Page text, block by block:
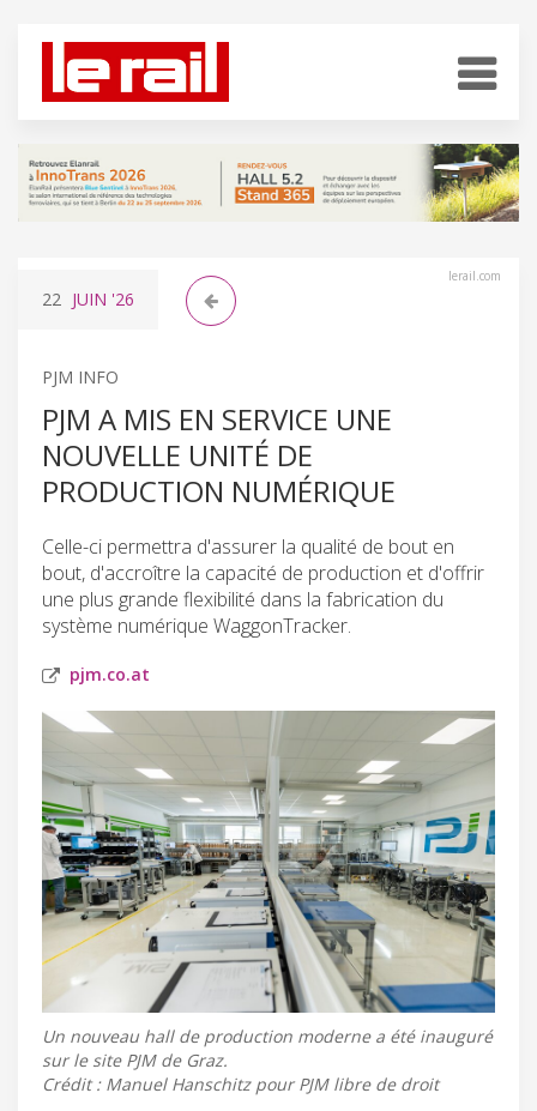
lerail.com
22 JUIN '26
PJM INFO
PJM A MIS EN SERVICE UNE
NOUVELLE UNITÉ DE
PRODUCTION NUMÉRIQUE
Celle-ci permettra d'assurer la qualité de bout en
bout, d'accroître la capacité de production et d'offrir
une plus grande flexibilité dans la fabrication du
système numérique WaggonTracker.
pjm.co.at
Un nouveau hall de production moderne a été inauguré
sur le site PJM de Graz.
Crédit : Manuel Hanschitz pour PJM libre de droit